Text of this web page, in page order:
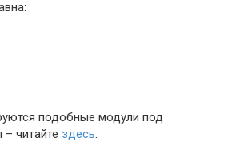
подобные модули под
читайте здесь.